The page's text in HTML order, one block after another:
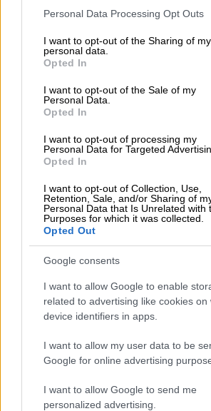
Please note that this website/app uses
not limited to your visit or usage
grant or deny consent to Google and its
use your data for below specified
consent section.
Personal Data Processing Opt Outs
I want to opt-out of the Sharing of my
personal data.
Opted In
I want to opt-out of the Sale of my
Personal Data.
Opted In
I want to opt-out of processing my
Personal Data for Targeted
Opted In
I want to opt-out of Collection, Use,
Retention, Sale, and/or Sharing of
Personal Data that Is Unrelated with
Purposes for which it was collected.
Opted Out
Google consents
I want to allow Google to enable
related to advertising like cookies on
device identifiers in apps.
I want to allow my user data to be
Google for online advertising
I want to allow Google to send me
personalized advertising.
πολυταξιδεμένος και να
εντυπωσιακό τοπίο.
Στρόπωνες
Αγαπημένος προορισμός των
αυτό το ορεινό χωριό είναι
χειμερινός προορισμός.
η γραφική πλατεία του, η
σημείο συνάντησης των
οποία ξεκινά ένα μεγάλο,
πεζοπορικό μονοπάτι. Σε αυτό